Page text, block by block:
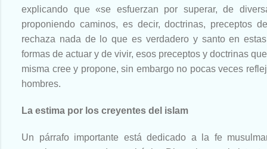
explicando que «se esfuerzan por superar, de
proponiendo caminos, es decir, doctrinas, preceptos
rechaza nada de lo que es verdadero y santo en
formas de actuar y de vivir, esos preceptos y doctrinas
misma cree y propone, sin embargo no pocas veces
hombres.
La estima por los creyentes del islam
Un párrafo importante está dedicado a la fe